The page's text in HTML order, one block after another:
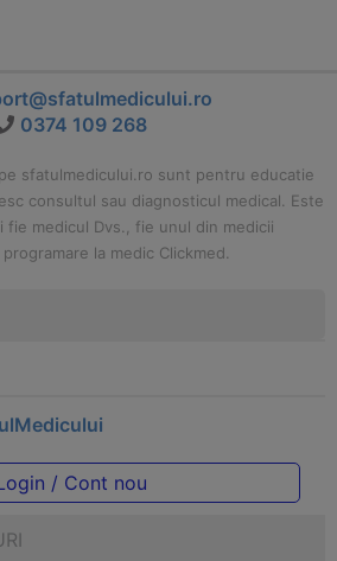
0374 109 268
sfatulmedicului.ro sunt pentru educatie
consultul sau diagnosticul medical. Este
fie medicul Dvs., fie unul din medicii
la medic Clickmed.
/ Cont nou